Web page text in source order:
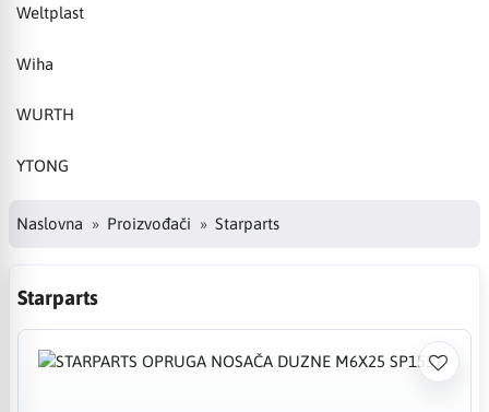
Weltplast
Wiha
WURTH
YTONG
Naslovna Proizvođači Starparts
Starparts